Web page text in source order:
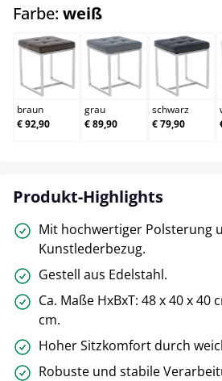
Farbe: weißauswählen
braun
braun
€ 92,90
grau
grau
€ 89,90
schwarz
€ 79,90
Produkt-Highlights
Mit hochwertiger Polsterung
Kunstlederbezug.
Gestell aus Edelstahl.
Ca. Maße HxBxT: 48 x 40 x 40
cm.
Hoher Sitzkomfort durch
Robuste und stabile